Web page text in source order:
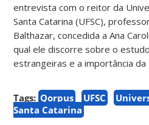
entrevista com o reitor da
Santa Catarina (UFSC),
Balthazar, concedida a Ana
qual ele discorre sobre o
estrangeiras e a importância da
Tags: Qorpus UFSC
Santa Catarina